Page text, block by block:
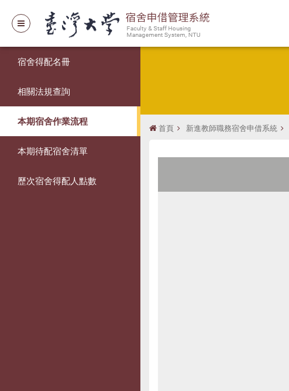
宿舍得配名冊
相關法規查詢
本期宿舍作業流程
本期待配宿舍清單
歷次宿舍得配人點數
首頁 新進教師職務宿舍申借系統